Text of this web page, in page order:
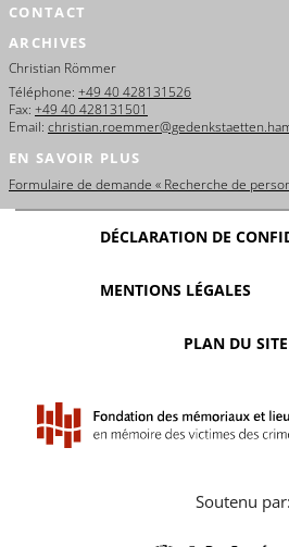
CONTACT
ARCHIVES
Christian Römmer
Téléphone: +49 40 428131526
Fax: +49 40 428131501
Email:
EN SAVOIR PLUS
Formulaire de demande « Recherche de
DÉCLARATION DE
MENTIONS LÉGALES
PLAN DU SITE
Soutenu par: